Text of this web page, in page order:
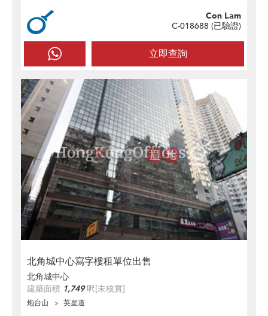
立即查詢
Con Lam
C-018688 (已驗證)
北角城中心寫字樓租單位出售
北角城中心
建築面積 1,749呎[未核實]
炮台山 英皇道